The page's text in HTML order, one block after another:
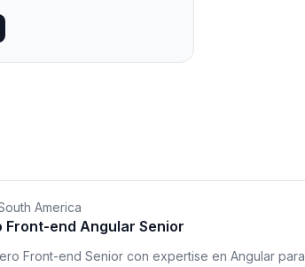
America
Front-end Angular Senior
Front-end Senior con expertise en Angular para